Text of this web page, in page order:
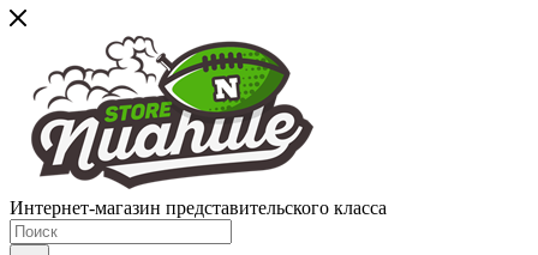
Интернет-магазин представительского класса